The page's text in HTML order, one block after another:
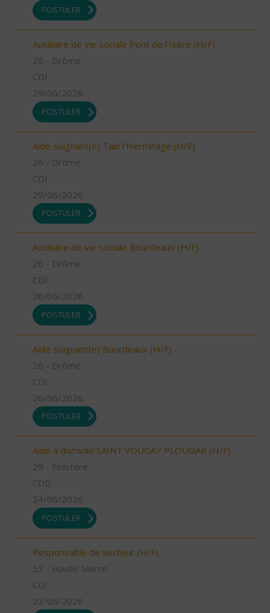
POSTULER
Auxiliaire de vie sociale Pont de l'Isère (H/F)
26 - Drôme
CDI
29/06/2026
POSTULER
Aide soignant(e) Tain l'Hermitage (H/F)
26 - Drôme
CDI
29/06/2026
POSTULER
Auxiliaire de vie sociale Bourdeaux (H/F)
26 - Drôme
CDI
26/06/2026
POSTULER
Aide soignant(e) Bourdeaux (H/F)
26 - Drôme
CDI
26/06/2026
POSTULER
Aide à domicile SAINT VOUGAY PLOUGAR (H/F)
29 - Finistère
CDD
24/06/2026
POSTULER
Responsable de secteur (H/F)
52 - Haute-Marne
CDI
23/06/2026